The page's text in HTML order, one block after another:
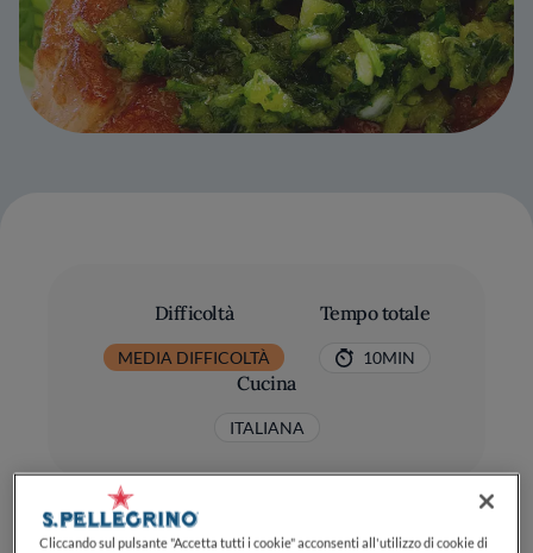
Difficoltà
MEDIA DIFFICOLTÀ
Tempo totale
10MIN
Cucina
ITALIANA
Cliccando sul pulsante "Accetta tutti i cookie" acconsenti all'utilizzo di cookie di